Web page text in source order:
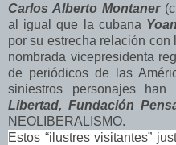
Carlos Alberto Montaner
al igual que la cubana
por su estrecha relación
nombrada vicepresidenta
de periódicos de las
siniestros personajes
Libertad, Fundación
NEOLIBERALISMO.
Estos “ilustres visitantes”